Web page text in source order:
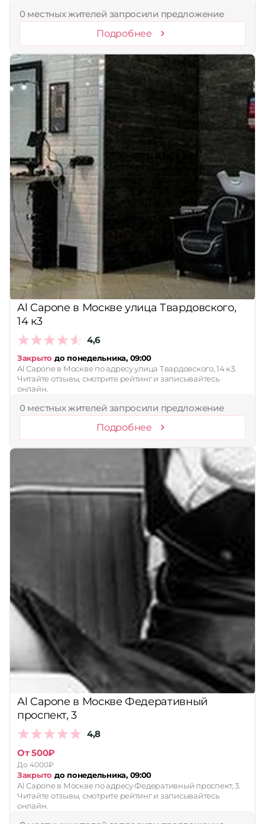
0 местных жителей запросили предложение
Подробнее
Al Capone в Москве улица Твардовского,
14 к3
4,6
Закрыто до понедельника, 09:00
Al Capone в Москве по адресу улица Твардовского, 14 к3.
Читайте отзывы, смотрите рейтинг и записывайтесь
онлайн.
0 местных жителей запросили предложение
Подробнее
Al Capone в Москве Федеративный
проспект, 3
4,8
От 500₽
До 4000₽
Закрыто до понедельника, 09:00
Al Capone в Москве по адресу Федеративный проспект, 3.
Читайте отзывы, смотрите рейтинг и записывайтесь
онлайн.